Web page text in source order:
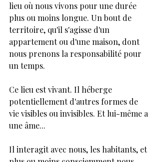
lieu où nous vivons pour une durée
plus ou moins longue. Un bout de
territoire, qu'il s'agisse d'un
appartement ou d'une maison, dont
nous prenons la responsabilité pour
un temps.
Ce lieu est vivant. Il héberge
potentiellement d'autres formes de
vie visibles ou invisibles. Et lui-même a
une âme...
Il interagit avec nous, les habitants, et